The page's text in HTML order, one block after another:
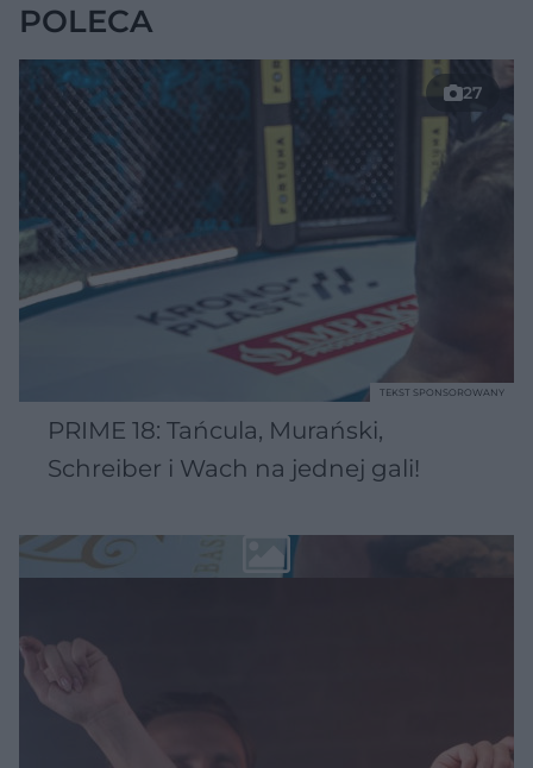
POLECA
27
PRIME 18: Tańcula, Murański,
Schreiber i Wach na jednej gali!
TEKST SPONSOROWANY